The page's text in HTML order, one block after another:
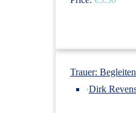
Trauer:
›Dirk